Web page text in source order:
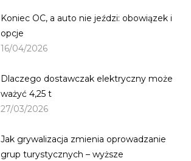
Koniec OC, a auto nie jeździ: obowiązek i
opcje
16/04/2026
Dlaczego dostawczak elektryczny może
ważyć 4,25 t
27/03/2026
Jak grywalizacja zmienia oprowadzanie
grup turystycznych – wyższe